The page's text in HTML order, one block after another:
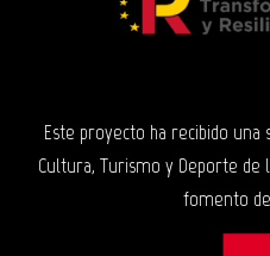
Este proyecto ha recibido una
Cultura, Turismo y Deporte de
fomento